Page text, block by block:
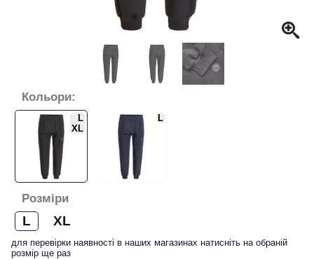
Кольори:
L
XL
L
Розміри
L XL
для перевірки наявності в наших магазинах натисніть на обраній
розмір ще раз